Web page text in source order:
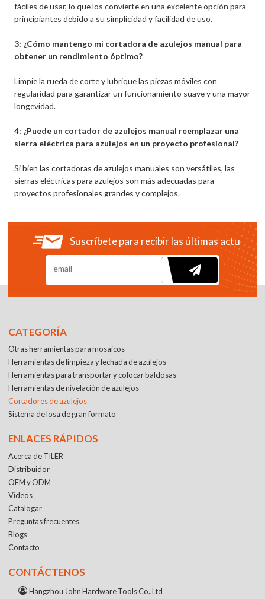
fáciles de usar, lo que los convierte en una excelente opción para
principiantes debido a su simplicidad y facilidad de uso.
3: ¿Cómo mantengo mi cortadora de azulejos manual para
obtener un rendimiento óptimo?
Limpie la rueda de corte y lubrique las piezas móviles con
regularidad para garantizar un funcionamiento suave y una mayor
longevidad.
4: ¿Puede un cortador de azulejos manual reemplazar una
sierra eléctrica para azulejos en un proyecto profesional?
Si bien las cortadoras de azulejos manuales son versátiles, las
sierras eléctricas para azulejos son más adecuadas para
proyectos profesionales grandes y complejos.
Suscríbete para recibir las últimas
CATEGORÍA
Otras herramientas para mosaicos
Herramientas de limpieza y lechada de azulejos
Herramientas para transportar y colocar baldosas
Herramientas de nivelación de azulejos
Cortadores de azulejos
Sistema de losa de gran formato
ENLACES RÁPIDOS
Acerca de TILER
Distribuidor
OEM y ODM
Vídeos
Catalogar
Preguntas frecuentes
Blogs
Contacto
CONTÁCTENOS
Hangzhou John Hardware Tools Co.,Ltd